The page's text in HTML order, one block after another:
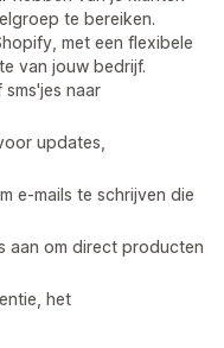
te bereiken.
met een flexibele
van jouw bedrijf.
naar
updates,
e-mails te schrijven die
aan om direct producten
het